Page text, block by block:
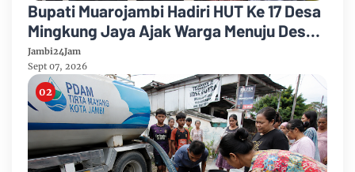
Bupati Muarojambi Hadiri HUT Ke 17 Desa
Mingkung Jaya Ajak Warga Menuju Desa
Mandiri 2026
Jambi24Jam
Sept 07, 2026